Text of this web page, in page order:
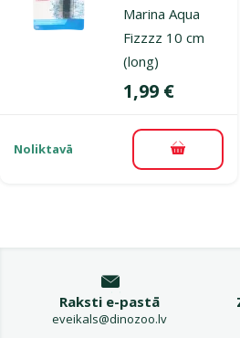
Marina Aqua
Fizzzz 10 cm
(long)
Cena
1,99 €
Noliktavā
Raksti e-pastā
eveikals@dinozoo.lv